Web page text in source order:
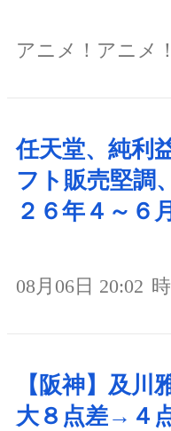
アニメ！アニメ！
任天堂、純利
フト販売堅調
２６年４～６
08月06日 20:02
【阪神】及
大８点差→４